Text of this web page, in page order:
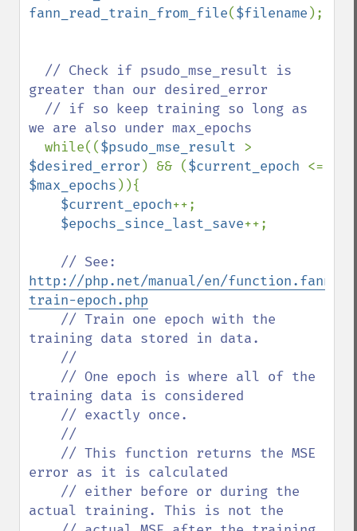
fann_read_train_from_file($filename );
// Check if psudo_mse_result is
greater than our desired_error
we are also under max_epochs
while(($psudo_mse_result
$desired_error ) && ($current_epoch
$max_epochs )){
$current_epoch++;
$epochs_since_last_save++;
http://php.net/manual/en/function.fann-
train-epoch.php
training data stored in data.
training data is considered
error as it is calculated
actual training. This is not the